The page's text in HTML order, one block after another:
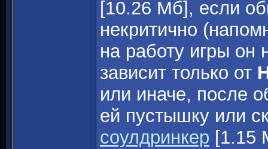
[10.26 Мб], если
некритично
на работу игры он
зависит только от
или иначе, после
ей пустышку или
соулдринкер [1.15